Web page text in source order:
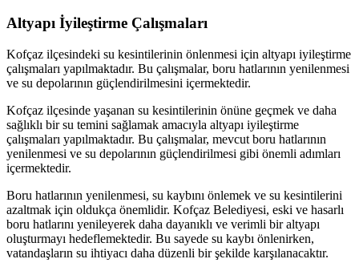
Altyapı İyileştirme Çalışmaları
Kofçaz ilçesindeki su kesintilerinin önlenmesi için altyapı iyileştirme
çalışmaları yapılmaktadır. Bu çalışmalar, boru hatlarının yenilenmesi
ve su depolarının güçlendirilmesini içermektedir.
Kofçaz ilçesinde yaşanan su kesintilerinin önüne geçmek ve daha
sağlıklı bir su temini sağlamak amacıyla altyapı iyileştirme
çalışmaları yapılmaktadır. Bu çalışmalar, mevcut boru hatlarının
yenilenmesi ve su depolarının güçlendirilmesi gibi önemli adımları
içermektedir.
Boru hatlarının yenilenmesi, su kaybını önlemek ve su kesintilerini
azaltmak için oldukça önemlidir. Kofçaz Belediyesi, eski ve hasarlı
boru hatlarını yenileyerek daha dayanıklı ve verimli bir altyapı
oluşturmayı hedeflemektedir. Bu sayede su kaybı önlenirken,
vatandaşların su ihtiyacı daha düzenli bir şekilde karşılanacaktır.